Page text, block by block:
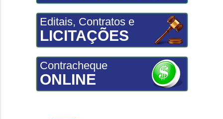
Editais, Contratos e
LICITAÇÕES
Contracheque
ONLINE